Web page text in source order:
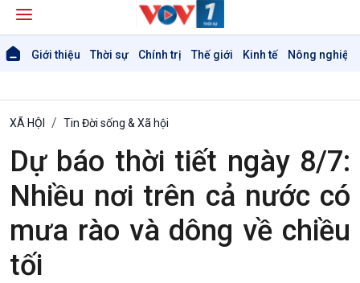
Giới thiệu Thời sự Chính trị Thế giới Kinh tế Nông nghiệp
XÃ HỘI Tin Đời sống & Xã hội
Dự báo thời tiết ngày 8/7:
Nhiều nơi trên cả nước có
mưa rào và dông về chiều
tối